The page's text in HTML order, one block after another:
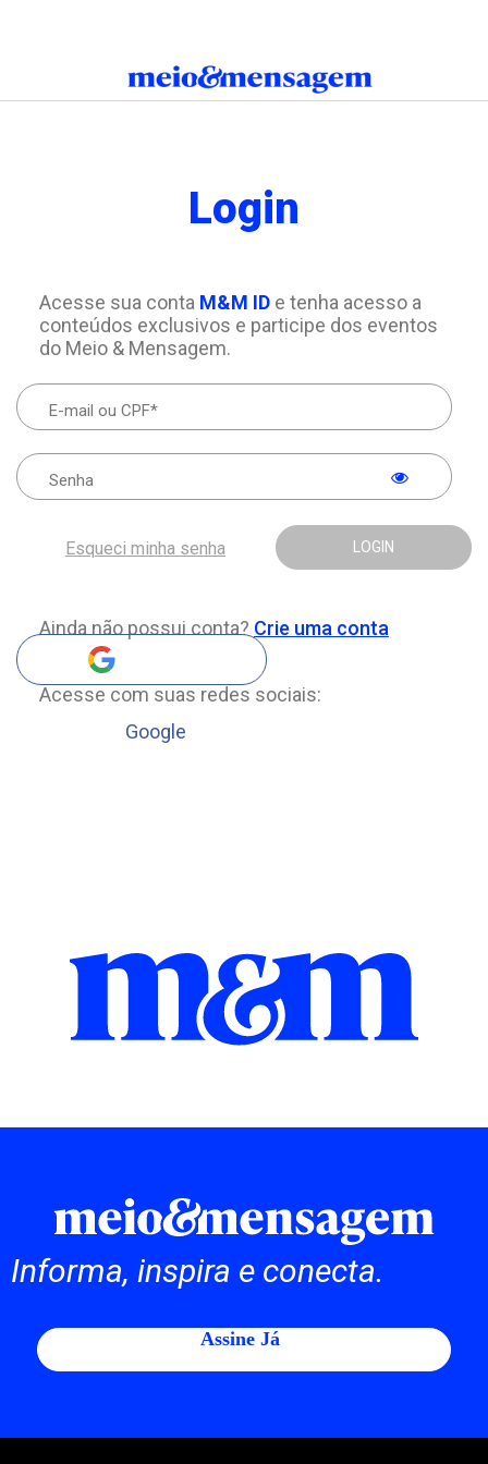
Login
Acesse sua conta M&M IDe tenha acesso a
conteúdos exclusivos e participe dos eventos
do Meio & Mensagem.
LOGIN
Esqueci minha senha
Ainda não possui conta? Crie uma conta
Acesse com suas redes sociais:
Google
Informa, inspira e conecta.
Assine Já